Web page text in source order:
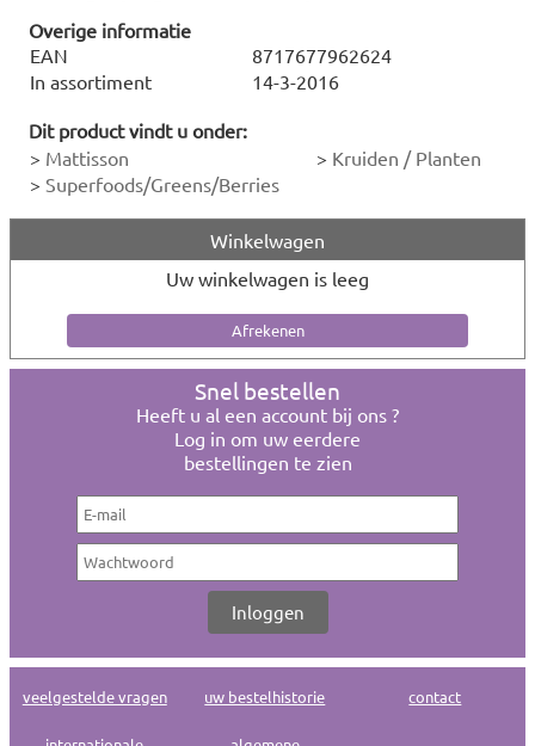
Overige informatie
EAN
8717677962624
In assortiment
14-3-2016
Dit product vindt u onder:
> Mattisson > Kruiden / Planten
> Superfoods/Greens/Berries
Winkelwagen
Uw winkelwagen is leeg
Snel bestellen
Heeft u al een account bij ons ?
Log in om uw eerdere
bestellingen te zien
veelgestelde vragen uw bestelhistorie contact